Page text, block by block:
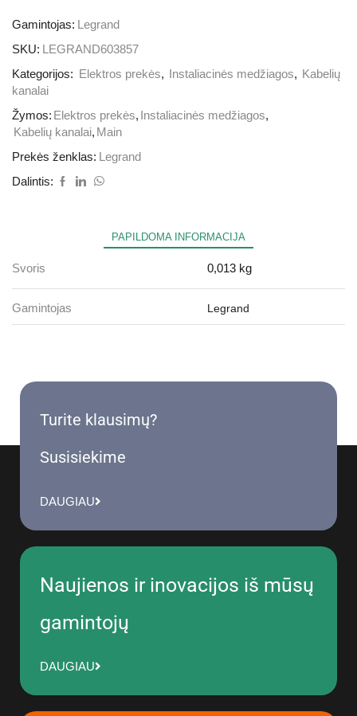
Gamintojas:
Legrand
SKU:
LEGRAND603857
Kategorijos:
Elektros prekės, Instaliacinės medžiagos, Kabelių
kanalai
Žymos: Elektros prekės, Instaliacinės medžiagos,
Kabelių kanalai, Main
Prekės ženklas:
Legrand
Dalintis:
PAPILDOMA INFORMACIJA
Svoris 0,013 kg
Gamintojas Legrand
Turite klausimų?
Susisiekime
DAUGIAU
Naujienos ir inovacijos iš mūsų
gamintojų
DAUGIAU